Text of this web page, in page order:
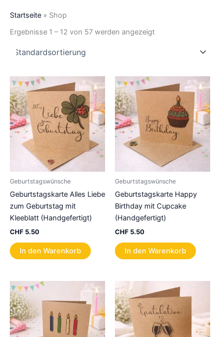
Startseite » Shop
Ergebnisse 1 – 12 von 57 werden angezeigt
Geburtstagswünsche
Geburtstagskarte Alles Liebe
zum Geburtstag mit
Kleeblatt (Handgefertigt)
CHF 5.50
In den Warenkorb
Geburtstagswünsche
Geburtstagskarte Happy
Birthday mit Cupcake
(Handgefertigt)
CHF 5.50
In den Warenkorb